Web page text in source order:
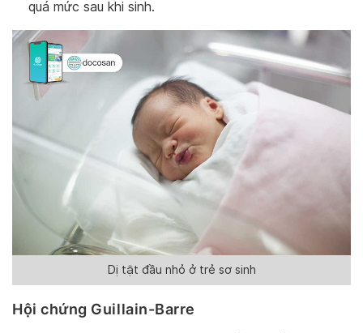
quá mức sau khi sinh.
Dị tật đầu nhỏ ở trẻ sơ sinh
Hội chứng Guillain-Barre